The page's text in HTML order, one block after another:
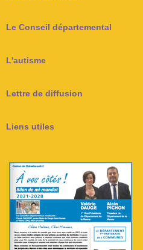
Le Conseil départemental
L'autisme
Lettre de diffusion
Liens utiles